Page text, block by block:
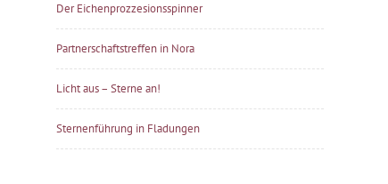
Der Eichenprozzesionsspinner
Partnerschaftstreffen in Nora
Licht aus – Sterne an!
Sternenführung in Fladungen